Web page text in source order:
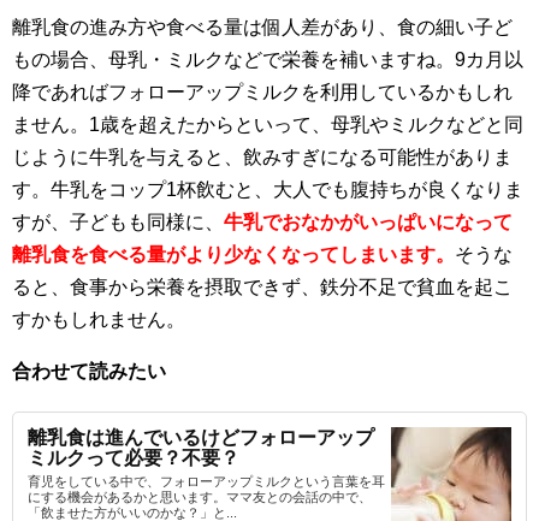
離乳食の進み方や食べる量は個人差があり、食の細い子ど
もの場合、母乳・ミルクなどで栄養を補いますね。9カ月以
降であればフォローアップミルクを利用しているかもしれ
ません。1歳を超えたからといって、母乳やミルクなどと同
じように牛乳を与えると、飲みすぎになる可能性がありま
す。牛乳をコップ1杯飲むと、大人でも腹持ちが良くなりま
すが、子どもも同様に、 牛乳でおなかがいっぱいになって
離乳食を食べる量がより少なくなってしまいます。 そうな
ると、食事から栄養を摂取できず、鉄分不足で貧血を起こ
すかもしれません。
合わせて読みたい
離乳食は進んでいるけどフォローアップ
ミルクって必要？不要？
育児をしている中で、フォローアップミルクという言葉を耳
にする機会があるかと思います。ママ友との会話の中で、
「飲ませた方がいいのかな？」と...